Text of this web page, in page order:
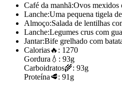
Café da manhã:Ovos mexidos
Lanche:Uma pequena tigela
Almoço:Salada de lentilhas
Lanche:Legumes crus com
Jantar:Bife grelhado com
Calorias🔥: 1270
Gordura 💧: 93g
Carboidratos🌾: 93g
Proteína🥩: 91g